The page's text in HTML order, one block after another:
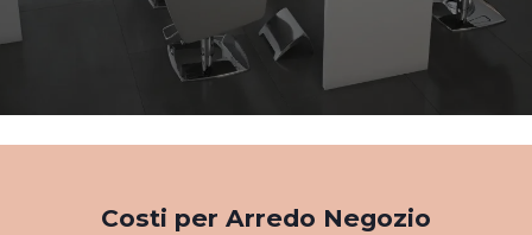
Costi per Arredo Negozio